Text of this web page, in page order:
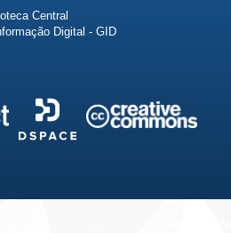
Central
Digital - GID